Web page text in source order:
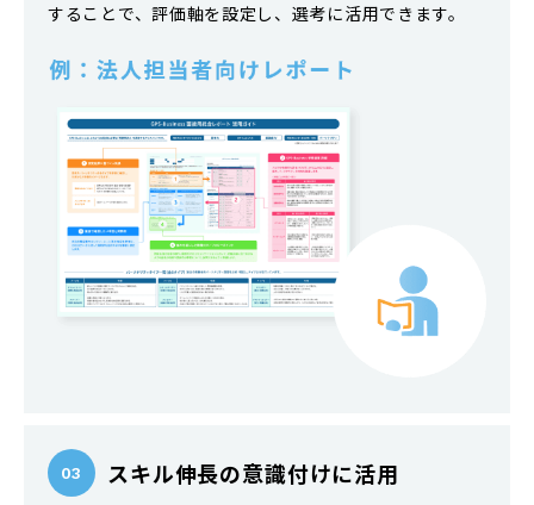
することで、評価軸を設定し、選考に活用できます。
03 スキル伸長の意識付けに活用